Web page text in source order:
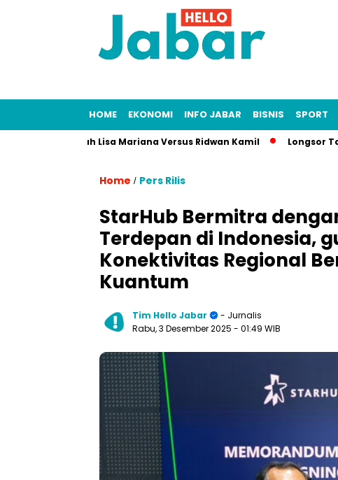
HOME EKONOMI INFO JABAR BISNIS SPORT
Fitnah Lisa Mariana Versus Ridwan Kamil Longsor Tambang
Home / Pers Rilis
StarHub Bermitra
Terdepan di Indonesia,
Konektivitas Regional
Kuantum
Tim Hello Jabar
- Jurnalis
Rabu, 3 Desember 2025 - 01:49 WIB